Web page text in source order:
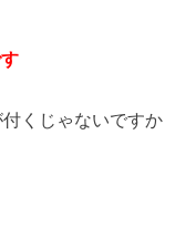
くじゃないですか